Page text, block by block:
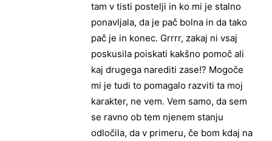
tam v tisti postelji in ko mi je stalno
ponavljala, da je pač bolna in da tako
pač je in konec. Grrrr, zakaj ni vsaj
poskusila poiskati kakšno pomoč ali
kaj drugega narediti zase!? Mogoče
mi je tudi to pomagalo razviti ta moj
karakter, ne vem. Vem samo, da sem
se ravno ob tem njenem stanju
odločila, da v primeru, če bom kdaj na